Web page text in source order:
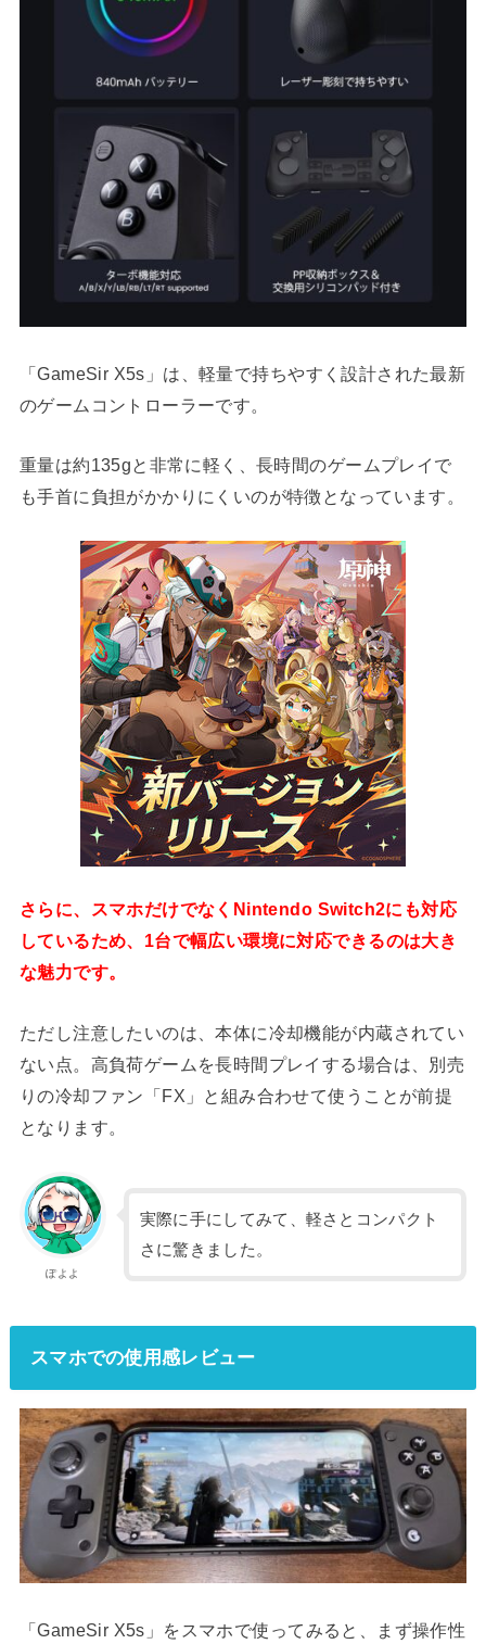
「GameSir X5s」は、軽量で持ちやすく設計された最新
のゲームコントローラーです。
重量は約135gと非常に軽く、長時間のゲームプレイで
も手首に負担がかかりにくいのが特徴となっています。
さらに、スマホだけでなくNintendo Switch2にも対応
しているため、1台で幅広い環境に対応できるのは大き
な魅力です。
ただし注意したいのは、本体に冷却機能が内蔵されてい
ない点。高負荷ゲームを長時間プレイする場合は、別売
りの冷却ファン「FX」と組み合わせて使うことが前提
となります。
ぽよよ
実際に手にしてみて、軽さとコンパクト
さに驚きました。
スマホでの使用感レビュー
「GameSir X5s」をスマホで使ってみると、まず操作性